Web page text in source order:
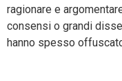
ragionare e
consensi o grandi
hanno spesso